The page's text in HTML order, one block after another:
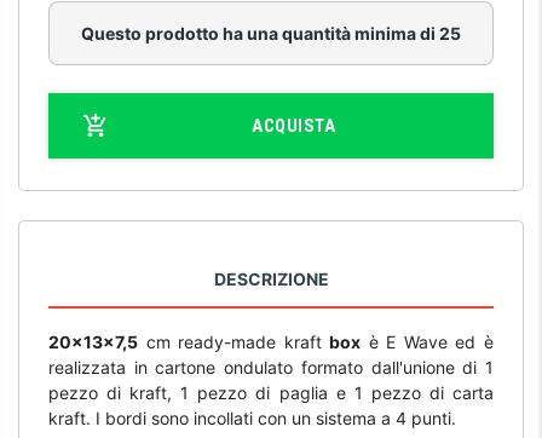
Questo prodotto ha una quantità minima di 25
ACQUISTA
DESCRIZIONE
20x13x7,5cm ready-made kraftbox è E Wave ed è
realizzata in cartone ondulato formato dall'unione di 1
pezzo di kraft, 1 pezzo di paglia e 1 pezzo di carta
kraft. I bordi sono incollati con un sistema a 4 punti.